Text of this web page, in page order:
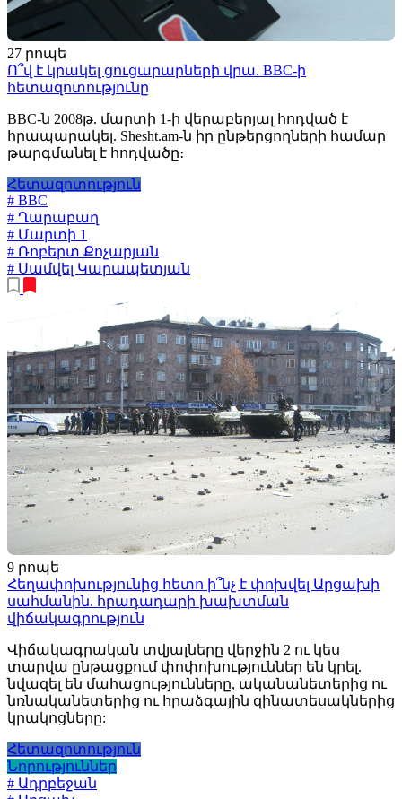
27 րոպե
Ո՞վ է կրակել ցուցարարների վրա. BBC-ի
հետազոտությունը
BBC-ն 2008թ. մարտի 1-ի վերաբերյալ հոդված է
հրապարակել. Shesht.am-ն իր ընթերցողների համար
թարգմանել է հոդվածը։
Հետազոտություն
# BBC
# Ղարաբաղ
# Մարտի 1
# Ռոբերտ Քոչարյան
# Սամվել Կարապետյան
9 րոպե
Հեղափոխությունից հետո ի՞նչ է փոխվել Արցախի
սահմանին. հրադադարի խախտման
վիճակագրություն
Վիճակագրական տվյալները վերջին 2 ու կես
տարվա ընթացքում փոփոխություններ են կրել.
նվազել են մահացությունները, ականանետերից ու
նռնականետերից ու հրաձգային զինատեսակներից
կրակոցները:
Հետազոտություն
Նորություններ
# Ադրբեջան